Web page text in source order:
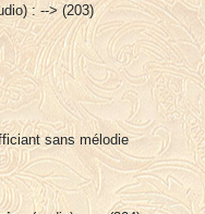
: --> (203)
sans mélodie